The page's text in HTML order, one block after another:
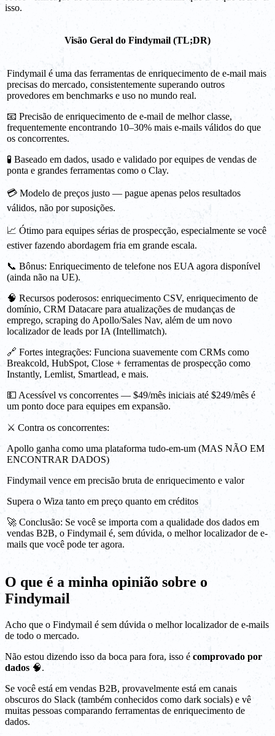
isso.
Visão Geral do Findymail (TL;DR)
Findymail é uma das ferramentas de enriquecimento de e-mail mais
precisas do mercado, consistentemente superando outros
provedores em benchmarks e uso no mundo real.
📧 Precisão de enriquecimento de e-mail de melhor classe,
frequentemente encontrando 10–30% mais e-mails válidos do que
os concorrentes.
🧪 Baseado em dados, usado e validado por equipes de vendas de
ponta e grandes ferramentas como o Clay.
💳 Modelo de preços justo — pague apenas pelos resultados
válidos, não por suposições.
📈 Ótimo para equipes sérias de prospecção, especialmente se você
estiver fazendo abordagem fria em grande escala.
📞 Bônus: Enriquecimento de telefone nos EUA agora disponível
(ainda não na UE).
🧠 Recursos poderosos: enriquecimento CSV, enriquecimento de
domínio, CRM Datacare para atualizações de mudanças de
emprego, scraping do Apollo/Sales Nav, além de um novo
localizador de leads por IA (Intellimatch).
🔗 Fortes integrações: Funciona suavemente com CRMs como
Breakcold, HubSpot, Close + ferramentas de prospecção como
Instantly, Lemlist, Smartlead, e mais.
💵 Acessível vs concorrentes — $49/mês iniciais até $249/mês é
um ponto doce para equipes em expansão.
⚔️ Contra os concorrentes:
Apollo ganha como uma plataforma tudo-em-um (MAS NÃO EM
ENCONTRAR DADOS)
Findymail vence em precisão bruta de enriquecimento e valor
Supera o Wiza tanto em preço quanto em créditos
🚀 Conclusão: Se você se importa com a qualidade dos dados em
vendas B2B, o Findymail é, sem dúvida, o melhor localizador de e-
mails que você pode ter agora.
O que é a minha opinião sobre o
Findymail
Acho que o Findymail é sem dúvida o melhor localizador de e-mails
de todo o mercado.
Não estou dizendo isso da boca para fora, isso é comprovado por
dados 🧠.
Se você está em vendas B2B, provavelmente está em canais
obscuros do Slack (também conhecidos como dark socials) e vê
muitas pessoas comparando ferramentas de enriquecimento de
dados.